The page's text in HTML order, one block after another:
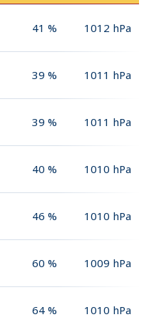
41 % 1012 hPa
39 % 1011 hPa
39 % 1011 hPa
40 % 1010 hPa
46 % 1010 hPa
60 % 1009 hPa
64 % 1010 hPa